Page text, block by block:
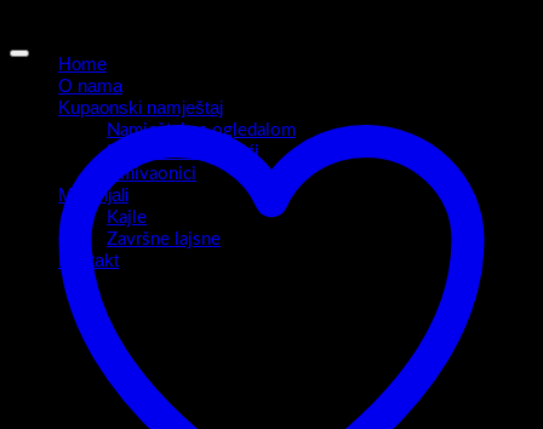
Home
O nama
Kupaonski namještaj
Namještaj sa ogledalom
Kupaonski ormarići
Umivaonici
Materijali
Kajle
Završne lajsne
Kontakt